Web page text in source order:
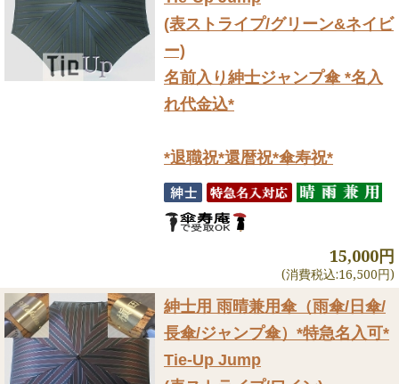
(表ストライプ/グリーン&ネイビ
ー)
名前入り紳士ジャンプ傘 *名入
れ代金込*
*退職祝*還暦祝*傘寿祝*
15,000円
(消費税込:16,500円)
紳士用 雨晴兼用傘（雨傘/日傘/
長傘/ジャンプ傘） *特急名入可*
Tie-Up Jump